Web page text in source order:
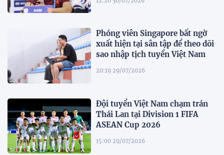
Phóng viên Singapore bất ngờ
xuất hiện tại sân tập để theo dõi
sao nhập tịch tuyển Việt Nam
20:19 29/07/2026
Đội tuyển Việt Nam chạm trán
Thái Lan tại Division 1 FIFA
ASEAN Cup 2026
15:00 29/07/2026